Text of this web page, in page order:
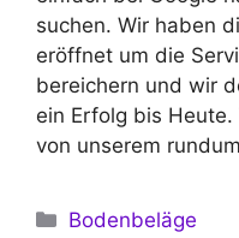
suchen. Wir haben
eröffnet um die
bereichern und wir
ein Erfolg bis
von unserem
Kategorien
Bodenbeläge